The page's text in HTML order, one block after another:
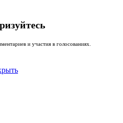
и участия в голосованиях.